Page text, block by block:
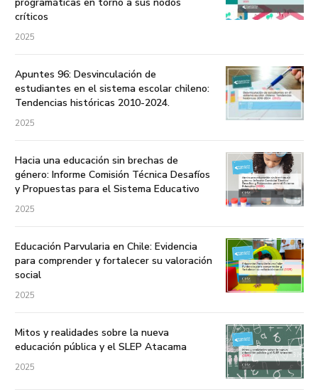
críticos
2025
Apuntes 96: Desvinculación de
estudiantes en el sistema escolar chileno:
Tendencias históricas 2010-2024.
2025
Hacia una educación sin brechas de
género: Informe Comisión Técnica Desafíos
y Propuestas para el Sistema Educativo
2025
Educación Parvularia en Chile: Evidencia
para comprender y fortalecer su valoración
social
2025
Mitos y realidades sobre la nueva
educación pública y el SLEP Atacama
2025